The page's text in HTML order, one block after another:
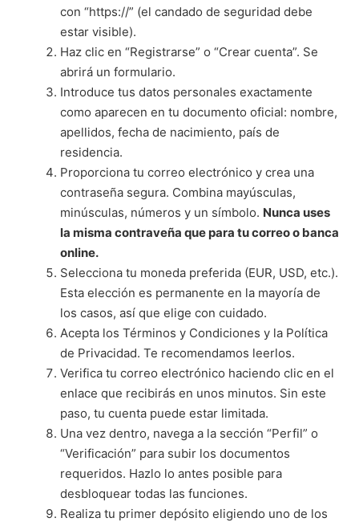
con “https://” (el candado de seguridad debe
estar visible).
Haz clic en “Registrarse” o “Crear cuenta”. Se
abrirá un formulario.
Introduce tus datos personales exactamente
como aparecen en tu documento oficial: nombre,
apellidos, fecha de nacimiento, país de
residencia.
Proporciona tu correo electrónico y crea una
contraseña segura. Combina mayúsculas,
minúsculas, números y un símbolo. Nunca uses
la misma contraveña que para tu correo o banca
online.
Selecciona tu moneda preferida (EUR, USD, etc.).
Esta elección es permanente en la mayoría de
los casos, así que elige con cuidado.
Acepta los Términos y Condiciones y la Política
de Privacidad. Te recomendamos leerlos.
Verifica tu correo electrónico haciendo clic en el
enlace que recibirás en unos minutos. Sin este
paso, tu cuenta puede estar limitada.
Una vez dentro, navega a la sección “Perfil” o
“Verificación” para subir los documentos
requeridos. Hazlo lo antes posible para
desbloquear todas las funciones.
Realiza tu primer depósito eligiendo uno de los